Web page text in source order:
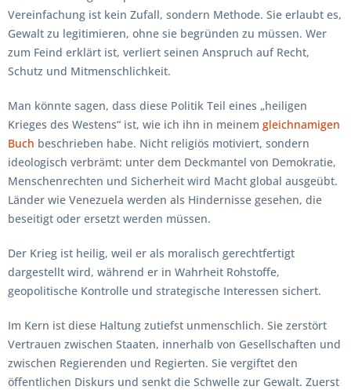
Vereinfachung ist kein Zufall, sondern Methode. Sie erlaubt es,
Gewalt zu legitimieren, ohne sie begründen zu müssen. Wer
zum Feind erklärt ist, verliert seinen Anspruch auf Recht,
Schutz und Mitmenschlichkeit.
Man könnte sagen, dass diese Politik Teil eines „heiligen
Krieges des Westens“ ist, wie ich ihn in meinem gleichnamigen
Buch beschrieben habe. Nicht religiös motiviert, sondern
ideologisch verbrämt: unter dem Deckmantel von Demokratie,
Menschenrechten und Sicherheit wird Macht global ausgeübt.
Länder wie Venezuela werden als Hindernisse gesehen, die
beseitigt oder ersetzt werden müssen.
Der Krieg ist heilig, weil er als moralisch gerechtfertigt
dargestellt wird, während er in Wahrheit Rohstoffe,
geopolitische Kontrolle und strategische Interessen sichert.
Im Kern ist diese Haltung zutiefst unmenschlich. Sie zerstört
Vertrauen zwischen Staaten, innerhalb von Gesellschaften und
zwischen Regierenden und Regierten. Sie vergiftet den
öffentlichen Diskurs und senkt die Schwelle zur Gewalt. Zuerst